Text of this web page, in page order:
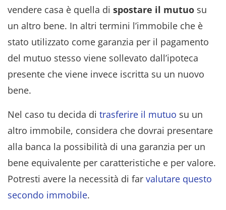
vendere casa è quella di spostare il mutuo su
un altro bene. In altri termini l’immobile che è
stato utilizzato come garanzia per il pagamento
del mutuo stesso viene sollevato dall’ipoteca
presente che viene invece iscritta su un nuovo
bene.
Nel caso tu decida di trasferire il mutuo su un
altro immobile, considera che dovrai presentare
alla banca la possibilità di una garanzia per un
bene equivalente per caratteristiche e per valore.
Potresti avere la necessità di far valutare questo
secondo immobile.